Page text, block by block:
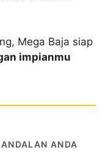
Mega Baja siap
impianmu
ANDA